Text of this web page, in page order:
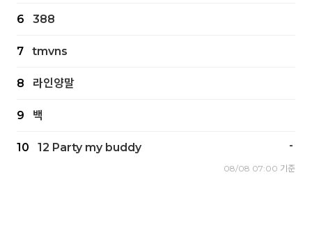
6 388
7 tmvns
8 라인양말
9 백
10 12 Party my buddy -
08/08 07:00 기준